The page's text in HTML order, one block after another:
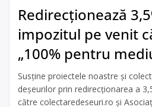
Redirecționează
impozitul pe venit
„100% pentru
Susține proiectele noastre și
deșeurilor prin redirecționarea a
către colectaredeseuri.ro și